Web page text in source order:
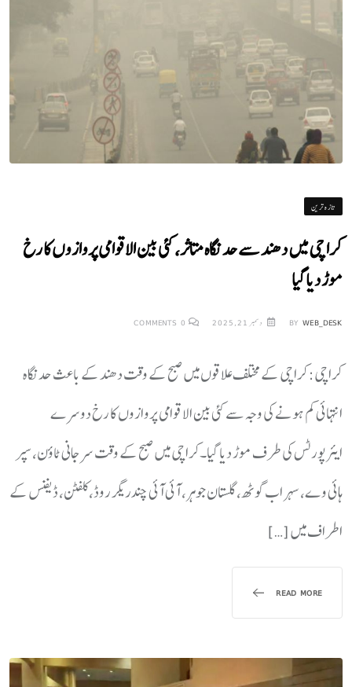
تازہ ترین
کراچی میں دھند سے حد نگاہ متاثر، کئی بین الاقوامی پروازوں کا رخ
موڑ دیا گیا
BY WEB_DESK دسمبر 21, 2025 0
کراچی: کراچی کے مختلف علاقوں میں صبح کے وقت دھند کے باعث حد نگاہ
انتہائی کم ہونے کی وجہ سے کئی بین الاقوامی پروازوں کا رخ دوسرے
ایئرپورٹس کی طرف موڑ دیا گیا۔کراچی میں صبح کے وقت سرجانی ٹاؤن، سپر
ہائی وے، سہراب گوٹھ، گلستان جوہر، آئی آئی چندریگر روڈ، کلفٹن، ڈیفنس کے
اطراف میں […]
READ MORE